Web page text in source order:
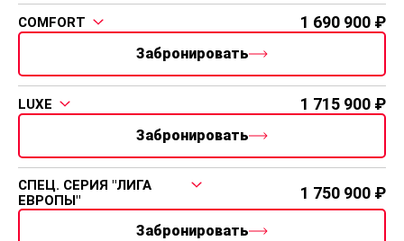
COMFORT 1 690 900
Забронировать
LUXE 1 715 900
Забронировать
СПЕЦ. СЕРИЯ "ЛИГА
ЕВРОПЫ"
1 750 900
Забронировать